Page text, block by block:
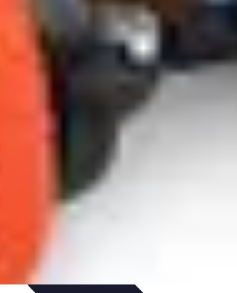
Psychologie de l'Amour